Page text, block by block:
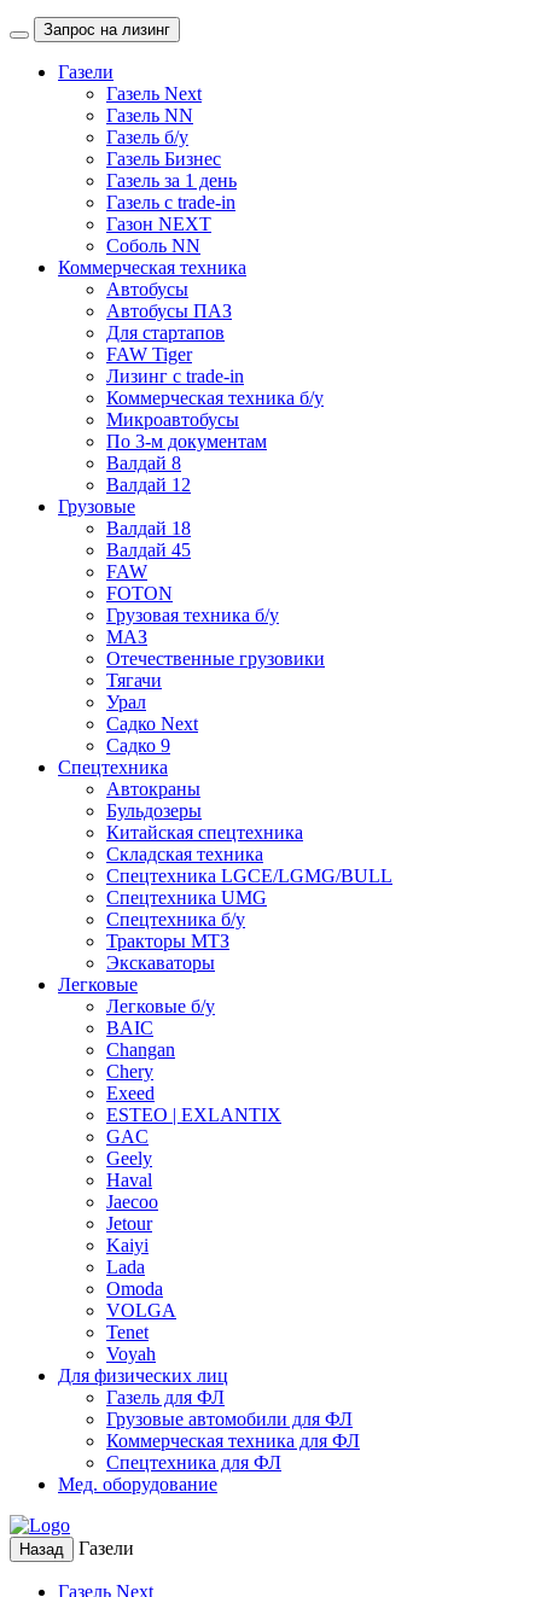
Запрос на лизинг
Газели
Газель Next
Газель NN
Газель б/у
Газель Бизнес
Газель за 1 день
Газель с trade-in
Газон NEXT
Соболь NN
Коммерческая техника
Автобусы
Автобусы ПАЗ
Для стартапов
FAW Tiger
Лизинг с trade-in
Коммерческая техника б/у
Микроавтобусы
По 3-м документам
Валдай 8
Валдай 12
Грузовые
Валдай 18
Валдай 45
FAW
FOTON
Грузовая техника б/у
МАЗ
Отечественные грузовики
Тягачи
Урал
Садко Next
Садко 9
Спецтехника
Автокраны
Бульдозеры
Китайская спецтехника
Складская техника
Спецтехника LGCE/LGMG/BULL
Спецтехника UMG
Спецтехника б/у
Тракторы МТЗ
Экскаваторы
Легковые
Легковые б/у
BAIC
Changan
Chery
Exeed
ESTEO | EXLANTIX
GAC
Geely
Haval
Jaecoo
Jetour
Kaiyi
Lada
Omoda
VOLGA
Tenet
Voyah
Для физических лиц
Газель для ФЛ
Грузовые автомобили для ФЛ
Коммерческая техника для ФЛ
Спецтехника для ФЛ
Мед. оборудование
Назад Газели
Газель Next